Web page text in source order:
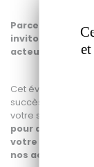
Parce que votre
invitons à un
acteurs clés du
Cet événement
succès et faire
votre secteur.
pour anticiper
votre
nos actions.